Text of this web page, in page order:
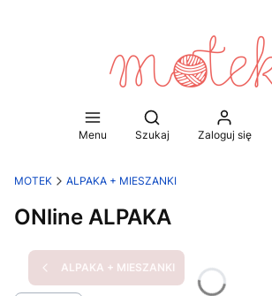
Menu
Otwórz wyszukiwarkę
Szukaj Zaloguj się
MOTEK ALPAKA + MIESZANKI
ONline ALPAKA
ALPAKA + MIESZANKI